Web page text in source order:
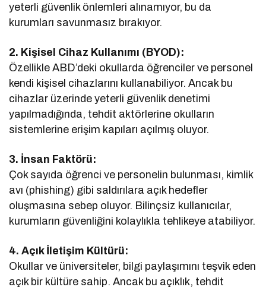
yeterli güvenlik önlemleri alınamıyor, bu da
kurumları savunmasız bırakıyor.
2. Kişisel Cihaz Kullanımı (BYOD):
Özellikle ABD’deki okullarda öğrenciler ve personel
kendi kişisel cihazlarını kullanabiliyor. Ancak bu
cihazlar üzerinde yeterli güvenlik denetimi
yapılmadığında, tehdit aktörlerine okulların
sistemlerine erişim kapıları açılmış oluyor.
3. İnsan Faktörü:
Çok sayıda öğrenci ve personelin bulunması, kimlik
avı (phishing) gibi saldırılara açık hedefler
oluşmasına sebep oluyor. Bilinçsiz kullanıcılar,
kurumların güvenliğini kolaylıkla tehlikeye atabiliyor.
4. Açık İletişim Kültürü:
Okullar ve üniversiteler, bilgi paylaşımını teşvik eden
açık bir kültüre sahip. Ancak bu açıklık, tehdit